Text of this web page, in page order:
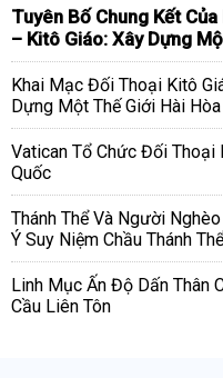
Tuyên Bố Chung Kết
– Kitô Giáo: Xây Dựng
Khai Mạc Đối Thoại Kitô
Dựng Một Thế Giới Hài
Vatican Tổ Chức Đối Thoại
Quốc
Thánh Thể Và Người
Ý Suy Niệm Chầu Thánh
Linh Mục Ấn Độ Dấn Thân
Cầu Liên Tôn